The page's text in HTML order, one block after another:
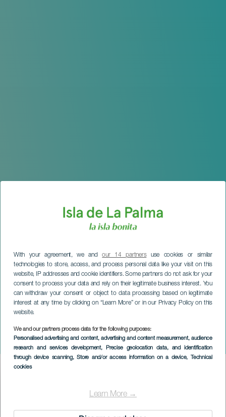
With your agreement, we andour 14 partnersuse cookies or similar
technologies to store, access, and process personal data like your visit on this
website, IP addresses and cookie identifiers. Some partners do not ask for your
consent to process your data and rely on their legitimate business interest. You
can withdraw your consent or object to data processing based on legitimate
interest at any time by clicking on “Learn More” or in our Privacy Policy on this
website.
We and our partners process data for the following purposes:
Personalised advertising and content, advertising and content measurement, audience
research and services development, Precise geolocation data, and identification
through device scanning, Store and/or access information on a device, Technical
cookies
Learn More →
La Palma Safe Bike
LA PALMA
Imagen